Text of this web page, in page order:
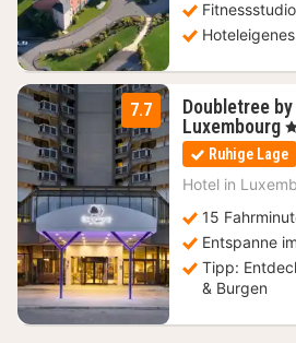
Fitnessstudio
7.7
Doubletree
Luxembourg 2
ab
,
Ruhige Lage
Hotel in
15
Entspanne
Tipp:
& Burgen